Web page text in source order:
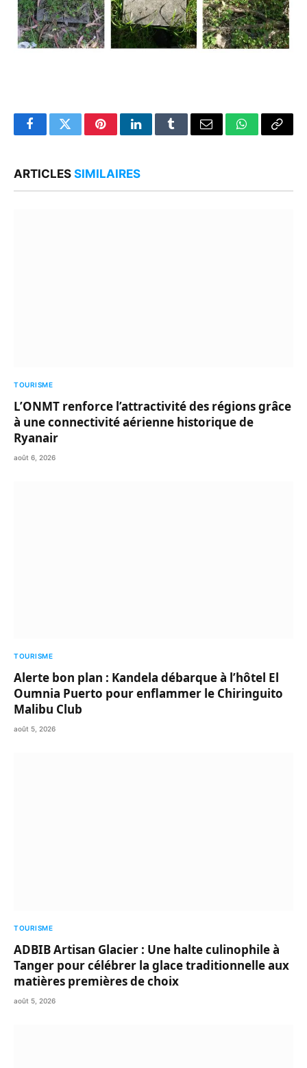
FacebookTwitterPinterestLinkedInTumblrEmail WhatsApp
Copy
ARTICLES SIMILAIRES
TOURISME
L’ONMT renforce l’attractivité des régions grâce
à une connectivité aérienne historique de
Ryanair
août 6, 2026
TOURISME
Alerte bon plan : Kandela débarque à l’hôtel El
Oumnia Puerto pour enflammer le Chiringuito
Malibu Club
août 5, 2026
TOURISME
ADBIB Artisan Glacier : Une halte culinophile à
Tanger pour célébrer la glace traditionnelle aux
matières premières de choix
août 5, 2026